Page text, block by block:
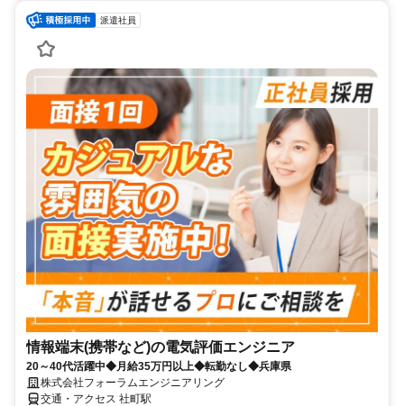
派遣社員
情報端末(携帯など)の電気評価エンジニア
20～40代活躍中◆月給35万円以上◆転勤なし◆兵庫県
株式会社フォーラムエンジニアリング
交通・アクセス 社町駅